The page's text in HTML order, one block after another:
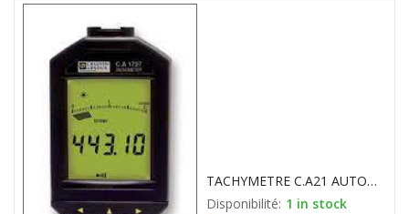
TACHYMETRE C.A21 AUTOMOBILES
Disponibilité: 1 in stock